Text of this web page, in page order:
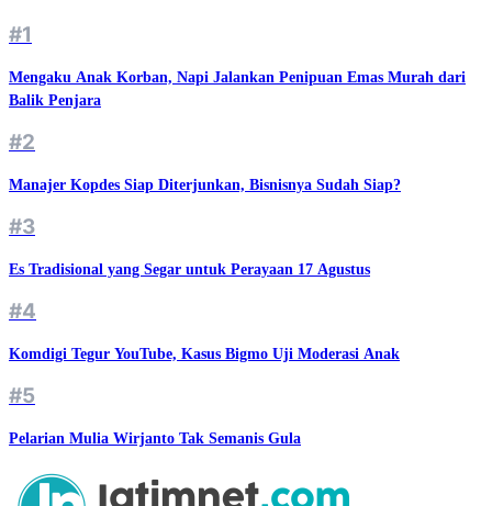
#1
Mengaku Anak Korban, Napi Jalankan Penipuan Emas Murah dari
Balik Penjara
#2
Manajer Kopdes Siap Diterjunkan, Bisnisnya Sudah Siap?
#3
Es Tradisional yang Segar untuk Perayaan 17 Agustus
#4
Komdigi Tegur YouTube, Kasus Bigmo Uji Moderasi Anak
#5
Pelarian Mulia Wirjanto Tak Semanis Gula